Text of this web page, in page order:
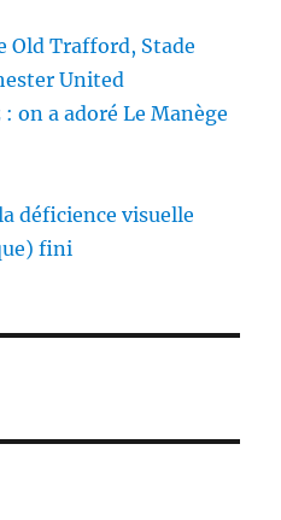
Old Trafford, Stade
United
on a adoré Le Manège
déficience visuelle
fini